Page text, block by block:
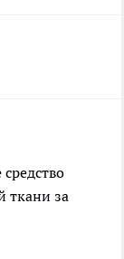
ткани за